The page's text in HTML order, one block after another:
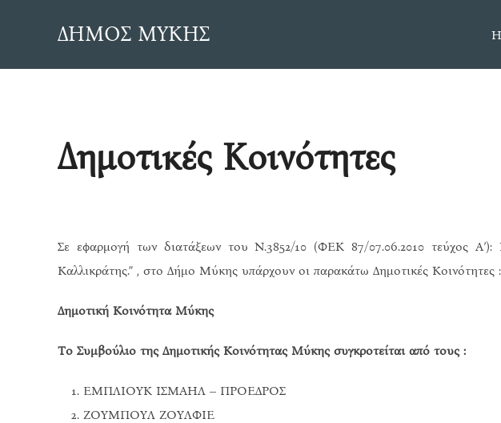
ΔΗΜΟΣ ΜΥΚΗΣ
Δημοτικές Κοινότητες
Σε εφαρμογή των διατάξεων του N.3852/10 (ΦΕΚ 87/07.06.2010 τεύχος
Καλλικράτης.” , στο Δήμο Μύκης υπάρχουν οι παρακάτω Δημοτικές Κοινότητες :
Δημοτική Κοινότητα Μύκης
Το Συμβούλιο της Δημοτικής Κοινότητας Μύκης συγκροτείται από τους :
ΕΜΠΛΙΟΥΚ ΙΣΜΑΗΛ – ΠΡΟΕΔΡΟΣ
ΖΟΥΜΠΟΥΛ ΖΟΥΛΦΙΕ